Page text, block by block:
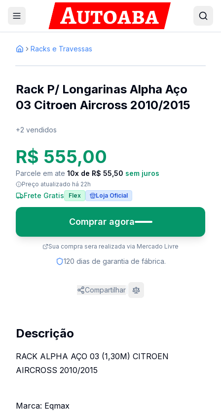
Racks e Travessas
Rack P/ Longarinas Alpha Aço
03 Citroen Aircross 2010/2015
+2 vendidos
R$ 555,00
Parcele em ate 10x de R$ 55,50 sem juros
Preço atualizado há 22h
Frete Gratis Flex Loja Oficial
Comprar agora
Sua compra sera realizada via Mercado Livre
120 dias de garantia de fábrica.
Compartilhar Comparar
Descrição
RACK ALPHA AÇO 03 (1,30M) CITROEN
AIRCROSS 2010/2015
Marca: Eqmax